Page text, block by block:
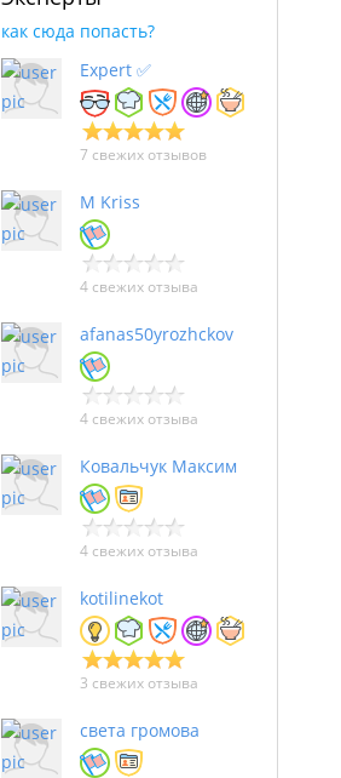
как сюда попасть?
Expert ✅
7 свежих отзывов
M Kriss
4 свежих отзыва
afanas50yrozhckov
4 свежих отзыва
Ковальчук Максим
4 свежих отзыва
kotilinekot
3 свежих отзыва
света громова